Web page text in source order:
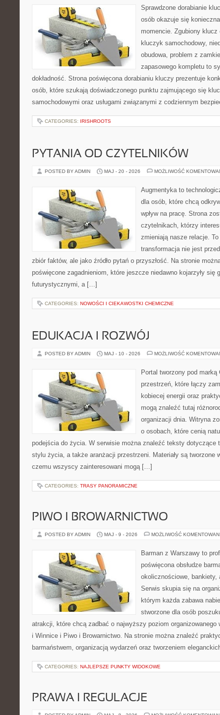
Sprawdzone dorabianie
osób okazuje się
momencie. Zgubiony
kluczyk samochodowy,
obudowa, problem z
zapasowego kompletu to
dokładność. Strona poświęcona dorabianiu kluczy prezentuje
osób, które szukają doświadczonego punktu zajmującego się
samochodowymi oraz usługami związanymi z codziennym
CATEGORIES: IRISHROOTS
PYTANIA OD CZYTELNIKÓW
POSTED BY ADMIN MAJ - 20 - 2026 MOŻLIWOŚĆ
Augmentyka to
dla osób, które chcą
wpływ na pracę. Strona
czytelnikach, którzy
zmieniają nasze relacje.
transformacja nie jest
zbiór faktów, ale jako źródło pytań o przyszłość. Na stronie
poświęcone zagadnieniom, które jeszcze niedawno kojarzyły się
futurystycznymi, a […]
CATEGORIES: NOWOŚCI I CIEKAWOSTKI CHEMICZNE
EDUKACJA I ROZWÓJ
POSTED BY ADMIN MAJ - 10 - 2026 MOŻLIWOŚĆ
Portal tworzony pod
przestrzeń, które łączy
kobiecej energii oraz
mogą znaleźć tutaj
organizacji dnia. Witryna
o osobach, które cenią
podejścia do życia. W serwisie można znaleźć teksty dotyczące
stylu życia, a także aranżacji przestrzeni. Materiały są tworzone
czemu wszyscy zainteresowani mogą […]
CATEGORIES: TRASY PANORAMICZNE
PIWO I BROWARNICTWO
POSTED BY ADMIN MAJ - 9 - 2026 MOŻLIWOŚĆ
Barman z Warszawy to
poświęcona obsłudze
okolicznościowe,
Serwis skupia się na
którym każda zabawa
stworzone dla osób
atrakcji, które chcą zadbać o najwyższy poziom organizowanego
i Winnice i Piwo i Browarnictwo. Na stronie można znaleźć
barmaństwem, organizacją wydarzeń oraz tworzeniem
CATEGORIES: NAJLEPSZE PUNKTY WIDOKOWE
PRAWA I REGULACJE